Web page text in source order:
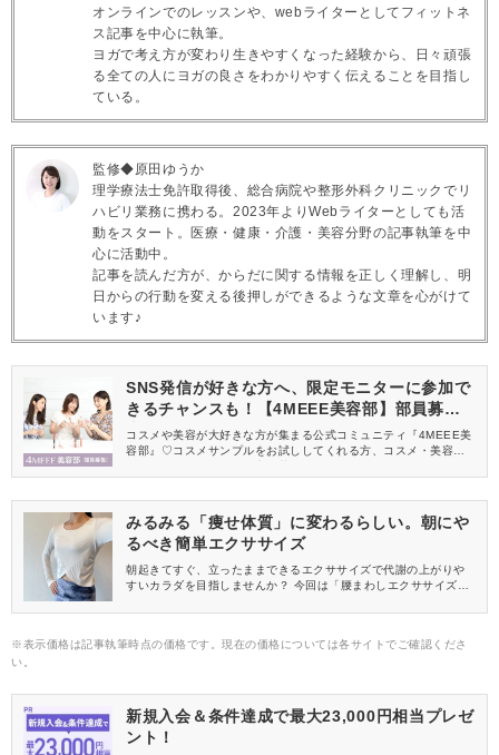
オンラインでのレッスンや、webライターとしてフィットネ
ス記事を中心に執筆。
ヨガで考え方が変わり生きやすくなった経験から、日々頑張
る全ての人にヨガの良さをわかりやすく伝えることを目指し
ている。
監修◆原田ゆうか
理学療法士免許取得後、総合病院や整形外科クリニックでリ
ハビリ業務に携わる。2023年よりWebライターとしても活
動をスタート。医療・健康・介護・美容分野の記事執筆を中
心に活動中。
記事を読んだ方が、からだに関する情報を正しく理解し、明
日からの行動を変える後押しができるような文章を心がけて
います♪
SNS発信が好きな方へ、限定モニターに参加で
きるチャンスも！【4MEEE美容部】部員募集
中
コスメや美容が大好きな方が集まる公式コミュニティ『4MEEE美
容部』♡コスメサンプルをお試ししてくれる方、コスメ・美容情報
みるみる「痩せ体質」に変わるらしい。朝にや
るべき簡単エクササイズ
朝起きてすぐ、立ったままできるエクササイズで代謝の上がりや
すいカラダを目指しませんか？ 今回は「腰まわしエクササイズ」
※表示価格は記事執筆時点の価格です。現在の価格については各サイトでご確認くださ
い。
新規入会＆条件達成で最大23,000円相当プレゼ
ント！